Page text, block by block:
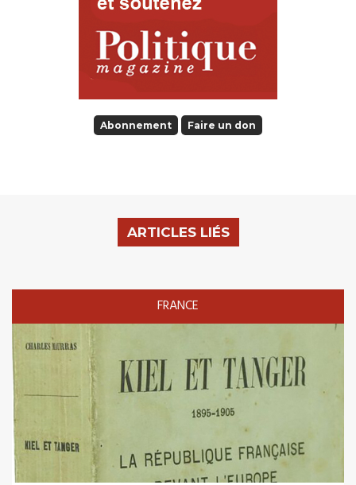
Abonnement Faire un don
ARTICLES LIÉS
FRANCE